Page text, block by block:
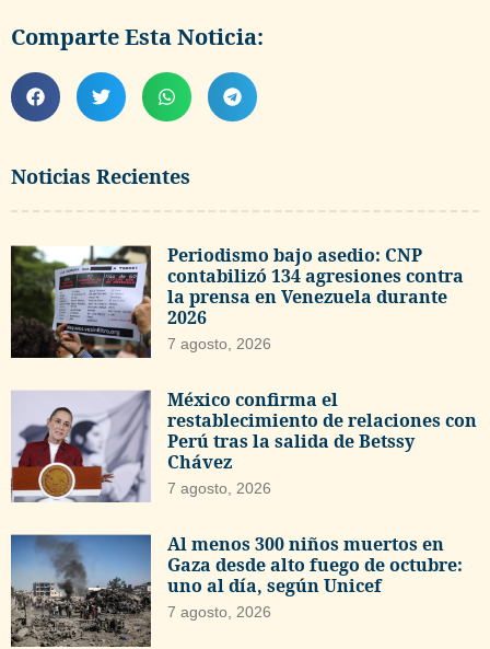
Noticias Recientes
Periodismo bajo asedio: CNP
contabilizó 134 agresiones contra
la prensa en Venezuela durante
2026
7 agosto, 2026
México confirma el
restablecimiento de relaciones con
Perú tras la salida de Betssy
Chávez
7 agosto, 2026
Al menos 300 niños muertos en
Gaza desde alto fuego de octubre:
uno al día, según Unicef
7 agosto, 2026
Comparte Esta Noticia: